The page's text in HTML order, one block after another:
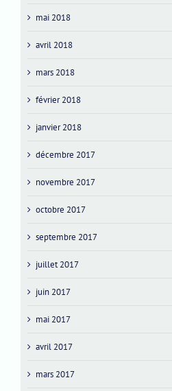
mai 2018
avril 2018
mars 2018
février 2018
janvier 2018
décembre 2017
novembre 2017
octobre 2017
septembre 2017
juillet 2017
juin 2017
mai 2017
avril 2017
mars 2017